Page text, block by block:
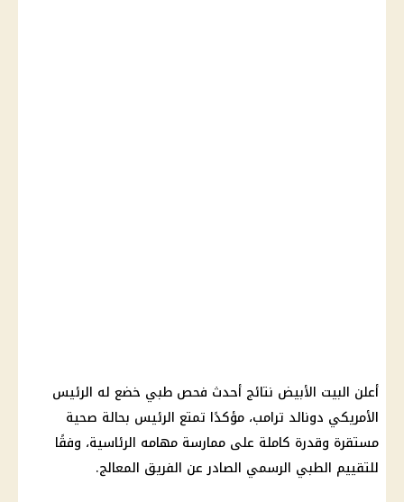
أعلن البيت الأبيض نتائج أحدث فحص طبي خضع له الرئيس
الأمريكي دونالد ترامب، مؤكدًا تمتع الرئيس بحالة صحية
مستقرة وقدرة كاملة على ممارسة مهامه الرئاسية، وفقًا
للتقييم الطبي الرسمي الصادر عن الفريق المعالج.